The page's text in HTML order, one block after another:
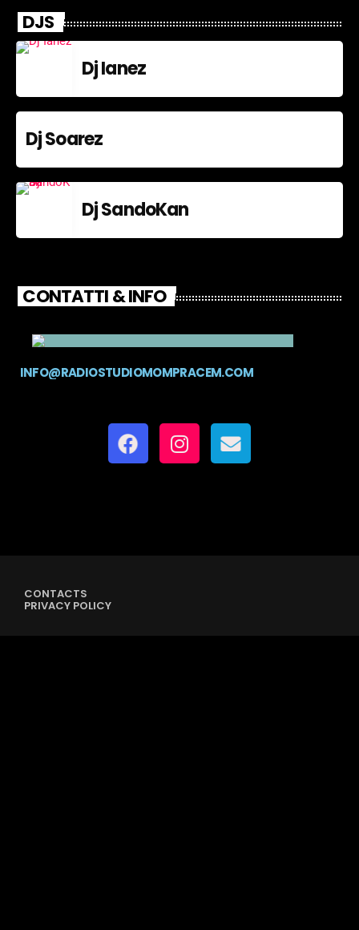
DJS
Dj Ianez
Dj Soarez
Dj SandoKan
CONTATTI & INFO
INFO@RADIOSTUDIOMOMPRACEM.COM
CONTACTS
PRIVACY POLICY